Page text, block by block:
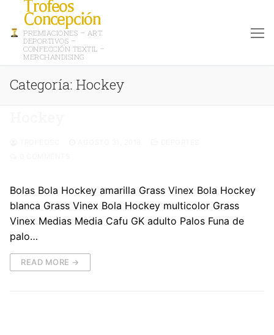
Trofeos
Concepción
PREMIACIONES – ART.
DEPORTIVOS –
CONFECCIÓN TEXTIL –
MERCHANDISING
Categoría: Hockey
Bolas Bola Hockey amarilla Grass Vinex Bola Hockey
blanca Grass Vinex Bola Hockey multicolor Grass
Vinex Medias Media Cafu GK adulto Palos Funa de
palo…
READ MORE →